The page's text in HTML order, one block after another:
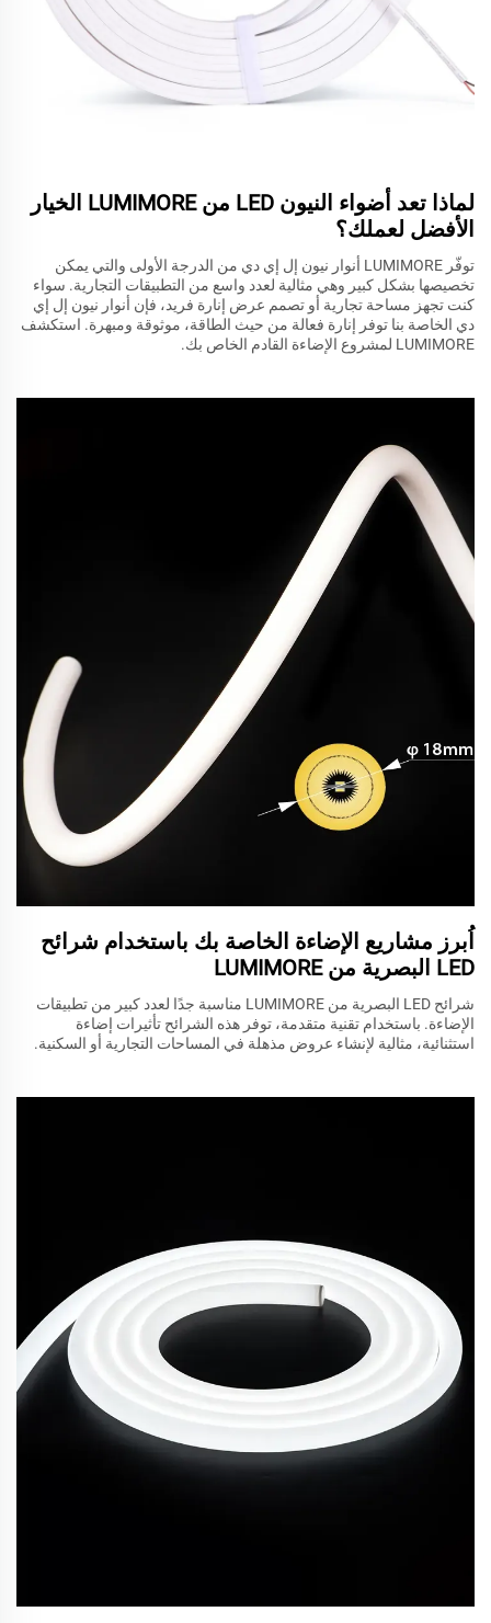
لماذا تعد أضواء النيون LED من LUMIMORE الخيار
الأفضل لعملك؟
توفّر LUMIMORE أنوار نيون إل إي دي من الدرجة الأولى والتي يمكن
تخصيصها بشكل كبير وهي مثالية لعدد واسع من التطبيقات التجارية. سواء
كنت تجهز مساحة تجارية أو تصمم عرض إنارة فريد، فإن أنوار نيون إل إي
دي الخاصة بنا توفر إنارة فعالة من حيث الطاقة، موثوقة ومبهرة. استكشف
LUMIMORE لمشروع الإضاءة القادم الخاص بك.
اُبرز مشاريع الإضاءة الخاصة بك باستخدام شرائح
LED البصرية من LUMIMORE
شرائح LED البصرية من LUMIMORE مناسبة جدًا لعدد كبير من تطبيقات
الإضاءة. باستخدام تقنية متقدمة، توفر هذه الشرائح تأثيرات إضاءة
استثنائية، مثالية لإنشاء عروض مذهلة في المساحات التجارية أو السكنية.